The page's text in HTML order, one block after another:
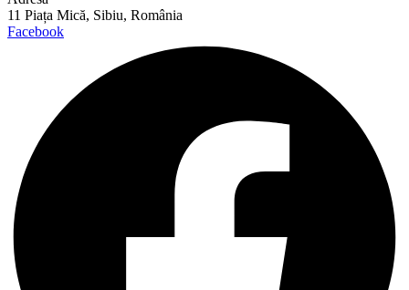
11 Piața Mică, Sibiu, România
Facebook